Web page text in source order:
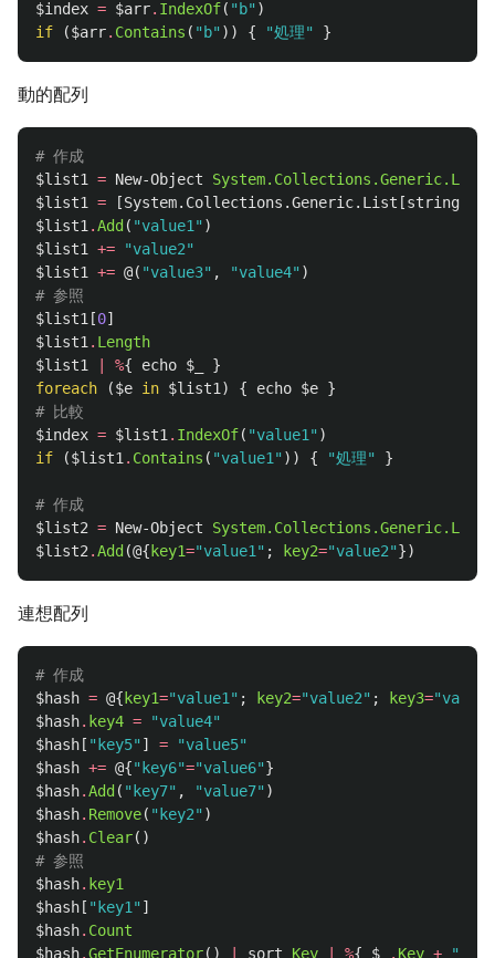
$index = $arr. IndexOf( "b" )
if
($arr. Contains ( "b" )) { "処理" }
動的配列
# 作成
$list1
= New-Object System.Collections.Generic.List
$list1
= [System.Collections.Generic.List [string
$list1 .Add ( "value1" )
$list1
+=
"value2"
$list1
+= @( "value3" , "value4" )
# 参照
$list1 [0]
$list1 . Length
$list1
%{ echo $_
}
foreach
($e in $list1 ) { echo $e }
# 比較
$index = $list1 . IndexOf( "value1" )
if
($list1 . Contains ( "value1" )) { "処理" }
# 作成
$list2 = New-Object System.Collections.Generic.List
$list2 .Add (@{ key1="value1" ; key2="value2"})
連想配列
# 作成
$hash = @{ key1="value1" ; key2="value2" ; key3=
$hash. key4 =
"value4"
$hash [ "key5" ] =
"value5"
$hash += @{"key6"="value6"}
$hash.Add ( "key7" , "value7" )
$hash. Remove( "key2" )
$hash. Clear()
# 参照
$hash. key1
$hash [ "key1" ]
$hash. Count
$hash.GetEnumerator() sort Key %{ $_ . Key + ","